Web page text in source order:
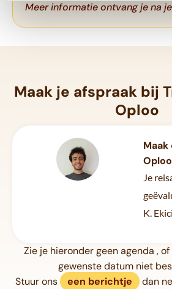
Meer informatie ontvang je na
Maak je afspraak bij
Oploo
Maak
Oploo
Je
K.
Zie je hieronder geen agenda ,
gewenste datum niet
Stuur ons
een berichtje
dan